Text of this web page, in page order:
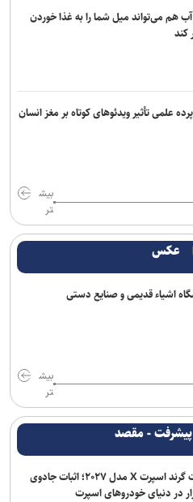
تأمین اجتماعی است
و مسیرهای مرزهای اربعین
تصاویر
هم‌سنگر رزمندگان پشت لانچر است
هم می‌تواند میل شما را به غذا خوردن
کند
علمی تأثیر ویدئو‌های کوتاه بر مغز انسان
بیش
تر
عکس
اشیاء قدیمی و صنایع دستی
بیش
تر
- مقصد
کوروت گرند اسپرت X مدل ۲۰۲۷؛ اثبات جادوی
در دنیای خودروهای اسپرت